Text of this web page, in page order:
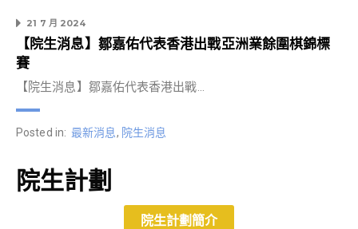
21 7 月 2024
【院生消息】鄒嘉佑代表香港出戰亞洲業餘圍棋錦標
賽
【院生消息】鄒嘉佑代表香港出戰…
Posted in: 最新消息, 院生消息
院生計劃
院生計劃簡介